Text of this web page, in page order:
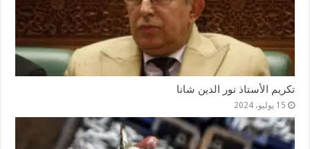
تكريم الأستاذ نور الدين شانا
15 يوليو، 2024